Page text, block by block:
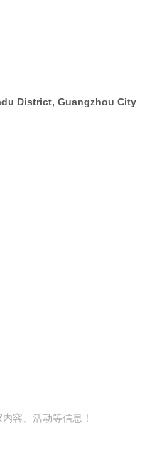
District, Guangzhou City
容、活动等信息！